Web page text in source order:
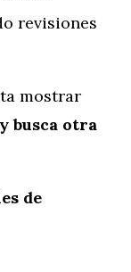
revisiones
mostrar
busca otra
de